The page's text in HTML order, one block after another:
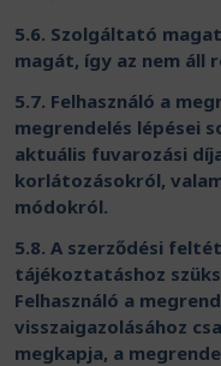
5.6. Szolgáltató
magát, így az nem áll
5.7. Felhasználó a
megrendelés lépései
aktuális fuvarozási
korlátozásokról,
módokról.
5.8. A szerződési
tájékoztatáshoz
Felhasználó a
visszaigazolásához
megkapja, a